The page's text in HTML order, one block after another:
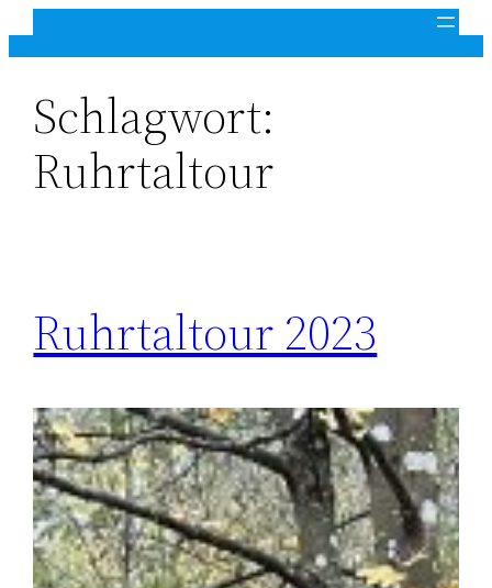
Inhalt
Schlagwort:
Ruhrtaltour
Ruhrtaltour 2023